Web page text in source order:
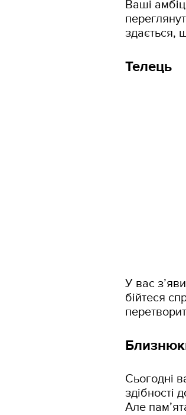
Ваші
здається,
Телець
У вас
бійтеся
Сьогодні
здібності
Але